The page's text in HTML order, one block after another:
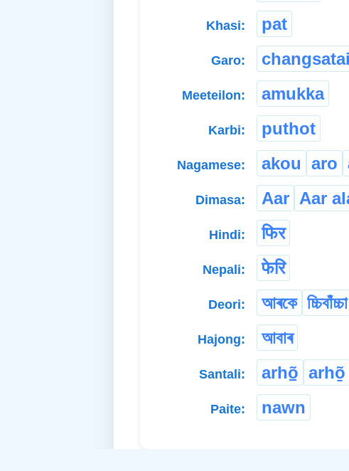
Khasi: pat
Garo: changsatai
Meeteilon: amukka
Karbi: puthot
Nagamese: akou aro
Dimasa: Aar Aar
Hindi: फिर
Nepali: फेरि
Deori: আৰকে চ্চিবাঁচ্চা
Hajong: আবাৰ
Santali: arhõ̠ arhõ̱
Paite: nawn